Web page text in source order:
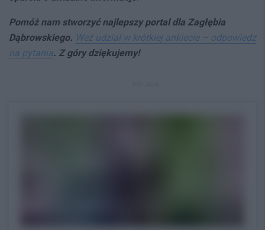
Pomóż nam stworzyć najlepszy portal dla Zagłębia
Dąbrowskiego. Weź udział w krótkiej ankiecie – odpowiedz
na pytania. Z góry dziękujemy!